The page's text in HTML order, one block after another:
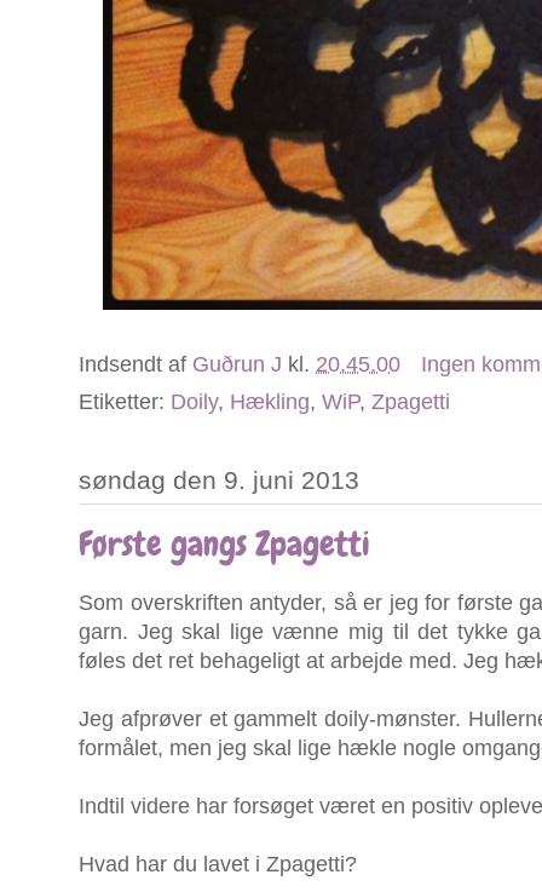
Indsendt af Guðrun J kl. 20.45.00
Ingen
Etiketter: Doily, Hækling, WiP, Zpagetti
søndag den 9. juni 2013
Første gangs Zpagetti
Som overskriften antyder, så er jeg for første
garn. Jeg skal lige vænne mig til det tykke
føles det ret behageligt at arbejde med. Jeg
Jeg afprøver et gammelt doily-mønster.
formålet, men jeg skal lige hækle nogle
Indtil videre har forsøget været en positiv
Hvad har du lavet i Zpagetti?